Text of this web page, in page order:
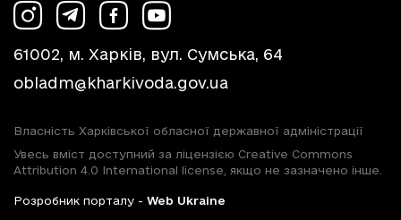
61002, м. Харків, вул. Сумська, 64
obladm@kharkivoda.gov.ua
Власність Харківської обласної державної адміністрації
Увесь вміст доступний за ліцензією Creative Commons
Attribution 4.0 International license, якщо не зазначено інше.
Розробник порталу - Web Ukraine